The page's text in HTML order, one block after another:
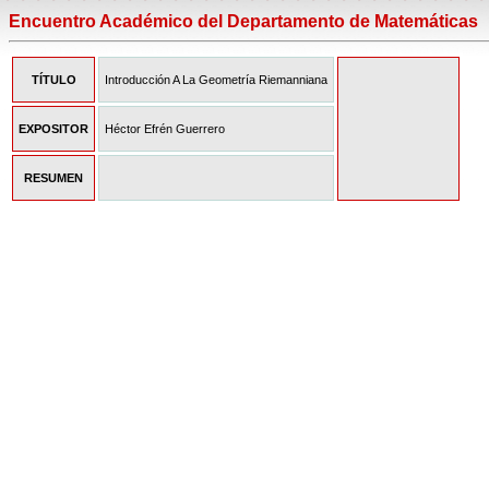
Encuentro Académico del Departamento de Matemáticas
TÍTULO Introducción A La Geometría Riemanniana
EXPOSITOR Héctor Efrén Guerrero
RESUMEN